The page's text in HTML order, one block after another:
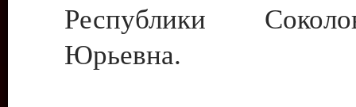
Республики
Юрьевна.